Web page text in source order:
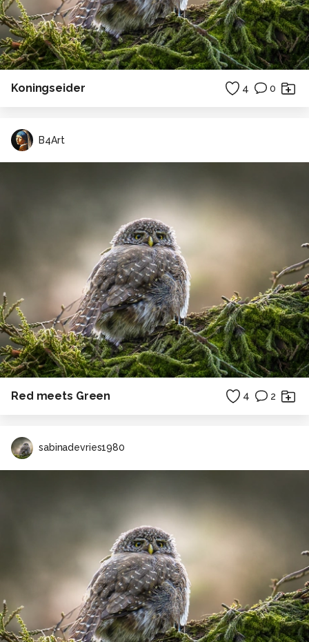
Koningseider 4 0
B4Art
Red meets Green 4 2
sabinadevries1980